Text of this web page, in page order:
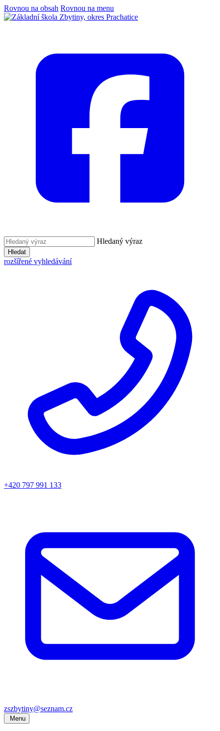
Rovnou na obsah Rovnou na menu
Hledaný výraz
Hledat
rozšířené vyhledávání
+420 797 991 133
zszbytiny@seznam.cz
Menu